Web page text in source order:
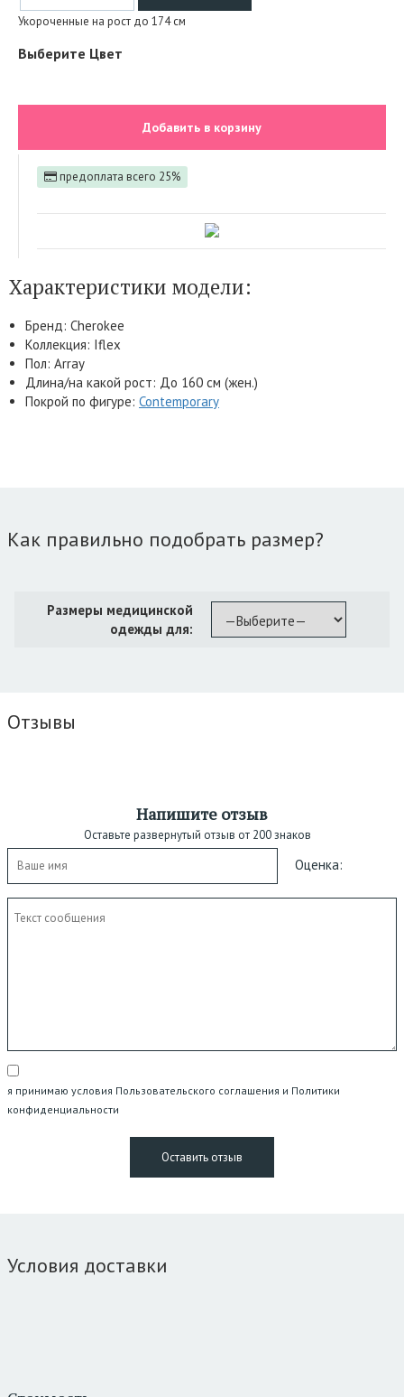
Укороченные на рост до 174 см
Выберите Цвет
Добавить в корзину
предоплата всего 25%
Характеристики модели:
Бренд: Cherokee
Коллекция: Iflex
Пол: Array
Длина/на какой рост: До 160 см (жен.)
Покрой по фигуре: Contemporary
Как правильно подобрать размер?
Размеры медицинской
одежды для:
Отзывы
Напишите отзыв
Оставьте развернутый отзыв от 200 знаков
Оценка:
я принимаю условия Пользовательского соглашения и Политики
конфиденциальности
Условия доставки